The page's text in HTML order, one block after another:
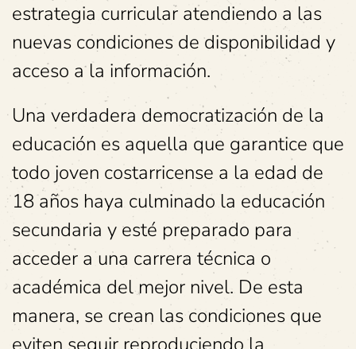
estrategia curricular atendiendo a las
nuevas condiciones de disponibilidad y
acceso a la información.
Una verdadera democratización de la
educación es aquella que garantice que
todo joven costarricense a la edad de
18 años haya culminado la educación
secundaria y esté preparado para
acceder a una carrera técnica o
académica del mejor nivel. De esta
manera, se crean las condiciones que